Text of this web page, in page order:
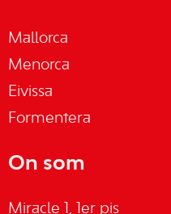
Mallorca
Menorca
Eivissa
Formentera
On som
Miracle 1, 1er pis